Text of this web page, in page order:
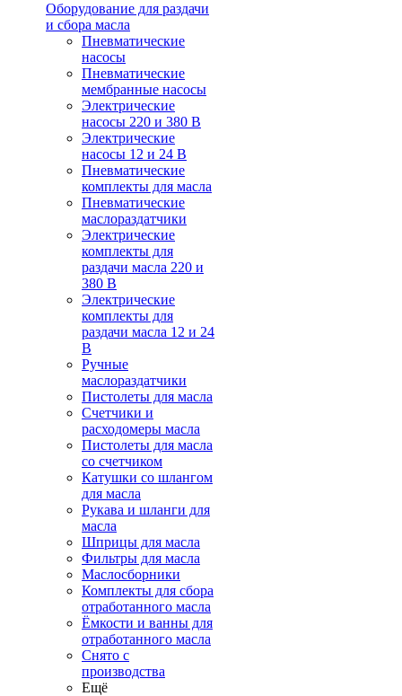
Оборудование для раздачи
и сбора масла
Пневматические
насосы
Пневматические
мембранные насосы
Электрические
насосы 220 и 380 В
Электрические
насосы 12 и 24 В
Пневматические
комплекты для масла
Пневматические
маслораздатчики
Электрические
комплекты для
раздачи масла 220 и
380 В
Электрические
комплекты для
раздачи масла 12 и 24
В
Ручные
маслораздатчики
Пистолеты для масла
Счетчики и
расходомеры масла
Пистолеты для масла
со счетчиком
Катушки со шлангом
для масла
Рукава и шланги для
масла
Шприцы для масла
Фильтры для масла
Маслосборники
Комплекты для сбора
отработанного масла
Ёмкости и ванны для
отработанного масла
Снято с
производства
Ещё